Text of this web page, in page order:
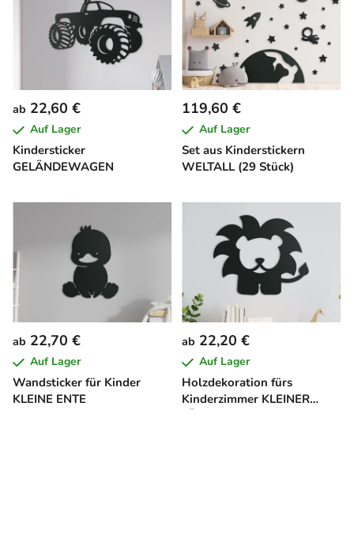
Kindersticker
GELÄNDEWAGEN
ab 22,60 €
Auf Lager
Set aus Kinderstickern
WELTALL (29 Stück)
119,60 €
Auf Lager
Wandsticker für Kinder
KLEINE ENTE
ab 22,70 €
Auf Lager
Holzdekoration fürs
Kinderzimmer KLEINER
ab 22,20 €
Auf Lager